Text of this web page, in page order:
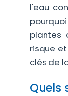
l'eau
plantes
risque
clés de
Quels